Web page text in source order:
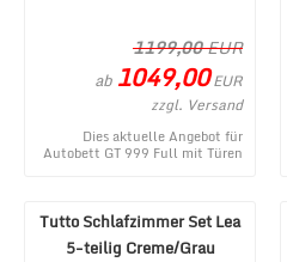
1199,00EUR
ab 1049,00EUR
zzgl. Versand
Dies aktuelle Angebot für
Autobett GT 999 Full mit Türen
Tutto Schlafzimmer Set Lea
5-teilig Creme/Grau